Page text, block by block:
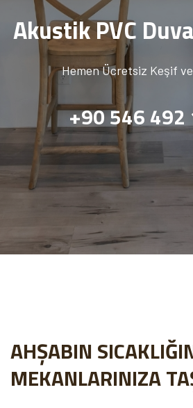
Akustik PVC
Hemen Ücretsiz Keşif
+90 546 492
AHŞABIN
MEKANLARINIZA